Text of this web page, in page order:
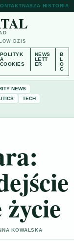
NASZA HISTORIA
DZIS
POLITYK
A
COOKIES
NEWS
LETT
ER
B
L
O
G
NEWS
TECH
KOWALSKA